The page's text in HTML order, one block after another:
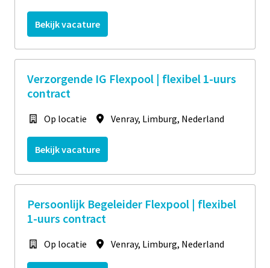
Bekijk vacature
Verzorgende IG Flexpool | flexibel 1-uurs
contract
Op locatie Venray, Limburg, Nederland
Bekijk vacature
Persoonlijk Begeleider Flexpool | flexibel
1-uurs contract
Op locatie Venray, Limburg, Nederland